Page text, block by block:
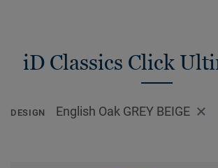
iD Classics Click
DESIGN English Oak GREY BEIGE